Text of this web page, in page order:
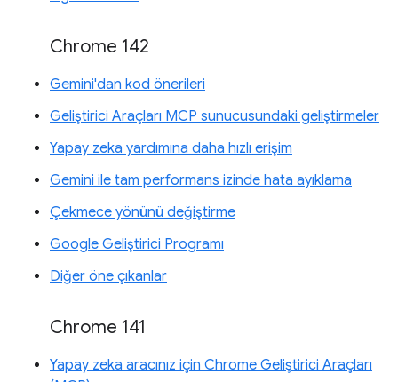
Chrome 142
Gemini'dan kod önerileri
Geliştirici Araçları MCP sunucusundaki geliştirmeler
Yapay zeka yardımına daha hızlı erişim
Gemini ile tam performans izinde hata ayıklama
Çekmece yönünü değiştirme
Google Geliştirici Programı
Diğer öne çıkanlar
Chrome 141
Yapay zeka aracınız için Chrome Geliştirici Araçları